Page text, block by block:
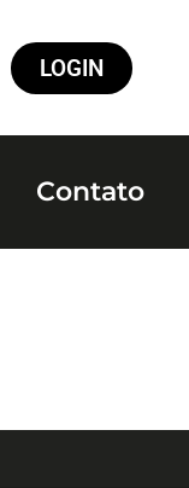
LOGIN
Contato